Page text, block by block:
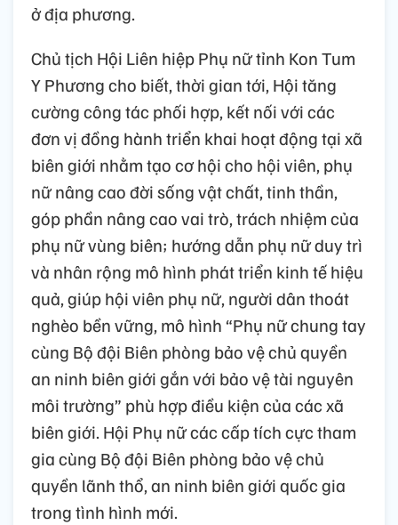
ở địa phương.
Chủ tịch Hội Liên hiệp Phụ nữ tỉnh Kon Tum
Y Phương cho biết, thời gian tới, Hội tăng
cường công tác phối hợp, kết nối với các
đơn vị đồng hành triển khai hoạt động tại xã
biên giới nhằm tạo cơ hội cho hội viên, phụ
nữ nâng cao đời sống vật chất, tinh thần,
góp phần nâng cao vai trò, trách nhiệm của
phụ nữ vùng biên; hướng dẫn phụ nữ duy trì
và nhân rộng mô hình phát triển kinh tế hiệu
quả, giúp hội viên phụ nữ, người dân thoát
nghèo bền vững, mô hình “Phụ nữ chung tay
cùng Bộ đội Biên phòng bảo vệ chủ quyền
an ninh biên giới gắn với bảo vệ tài nguyên
môi trường” phù hợp điều kiện của các xã
biên giới. Hội Phụ nữ các cấp tích cực tham
gia cùng Bộ đội Biên phòng bảo vệ chủ
quyền lãnh thổ, an ninh biên giới quốc gia
trong tình hình mới.